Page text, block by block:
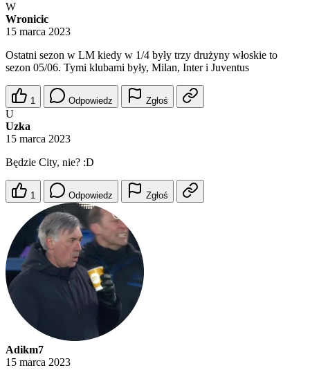
W
Wronicic
15 marca 2023
Ostatni sezon w LM kiedy w 1/4 były trzy drużyny włoskie to
sezon 05/06. Tymi klubami były, Milan, Inter i Juventus
1 Odpowiedz Zgłoś
U
Uzka
15 marca 2023
Będzie City, nie? :D
1 Odpowiedz Zgłoś
Adikm7
15 marca 2023